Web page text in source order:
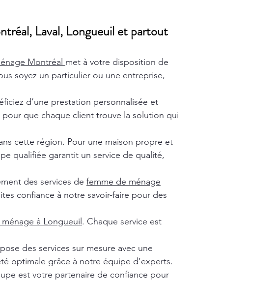
Laval, Longueuil et partout
Montréal met à votre disposition de
soyez un particulier ou une entreprise,
d’une prestation personnalisée et
que chaque client trouve la solution qui
cette région. Pour une maison propre et
qualifiée garantit un service de qualité,
des services de femme de ménage
confiance à notre savoir-faire pour des
à Longueuil . Chaque service est
des services sur mesure avec une
optimale grâce à notre équipe d’experts.
est votre partenaire de confiance pour